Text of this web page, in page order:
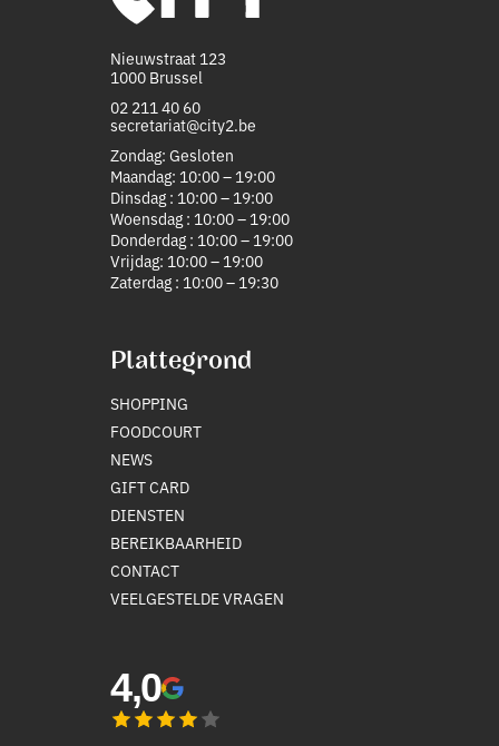
Nieuwstraat 123
1000 Brussel
02 211 40 60
secretariat@city2.be
Zondag: Gesloten
Maandag: 10:00 – 19:00
Dinsdag : 10:00 – 19:00
Woensdag : 10:00 – 19:00
Donderdag : 10:00 – 19:00
Vrijdag: 10:00 – 19:00
Zaterdag : 10:00 – 19:30
Plattegrond
SHOPPING
FOODCOURT
NEWS
GIFT CARD
DIENSTEN
BEREIKBAARHEID
CONTACT
VEELGESTELDE VRAGEN
4,0